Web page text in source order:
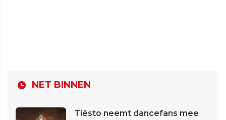
NET BINNEN
Tiësto neemt dancefans mee